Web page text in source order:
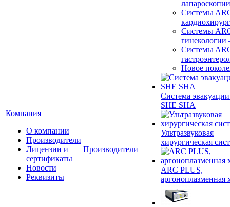
Компания
О компании
Производители
Лицензии и
сертификаты
Новости
Реквизиты
Производители
лапароскопии
Системы
Системы
гинекологии
Системы
Новое
Система
SHE SHA
Ультразвуковая
хирургическая
ARC PLUS,
аргоноплазменная